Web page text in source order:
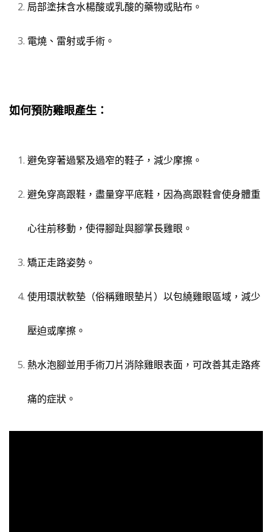
局部塗抹含水楊酸或乳酸的藥物或貼布。
電燒、雷射或手術。
如何預防雞眼產生：
避免穿著過緊及過窄的鞋子，減少摩擦。
避免穿高跟鞋，盡量穿平底鞋，因為高跟鞋會使身體重
心往前移動，使得腳趾與腳掌長雞眼。
矯正走路姿勢。
使用環狀軟墊 （俗稱雞眼墊片） 以包繞雞眼區域，減少
壓迫或摩擦。
熱水泡腳並用手術刀片消除雞眼表面，可改善其走路疼
痛的症狀。